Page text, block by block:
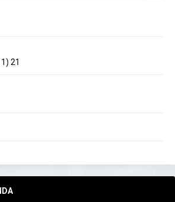
21